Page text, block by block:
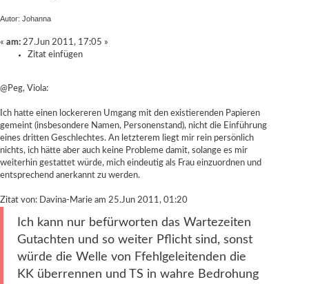
Autor: Johanna
« am: 27.Jun 2011, 17:05 »
Zitat einfügen
@Peg, Viola:
Ich hatte einen lockereren Umgang mit den existierenden Papieren
gemeint (insbesondere Namen, Personenstand), nicht die Einführung
eines dritten Geschlechtes. An letzterem liegt mir rein persönlich
nichts, ich hätte aber auch keine Probleme damit, solange es mir
weiterhin gestattet würde, mich eindeutig als Frau einzuordnen und
entsprechend anerkannt zu werden.
Zitat von: Davina-Marie am 25.Jun 2011, 01:20
Ich kann nur befürworten das Wartezeiten
Gutachten und so weiter Pflicht sind, sonst
würde die Welle von Ffehlgeleitenden die
KK überrennen und TS in wahre Bedrohung